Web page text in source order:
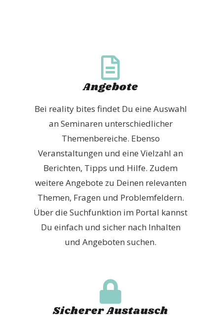
Angebote
Bei reality bites findet Du eine Auswahl
an Seminaren unterschiedlicher
Themenbereiche. Ebenso
Veranstaltungen und eine Vielzahl an
Berichten, Tipps und Hilfe. Zudem
weitere Angebote zu Deinen relevanten
Themen, Fragen und Problemfeldern.
Über die Suchfunktion im Portal kannst
Du einfach und sicher nach Inhalten
und Angeboten suchen.
Sicherer Austausch